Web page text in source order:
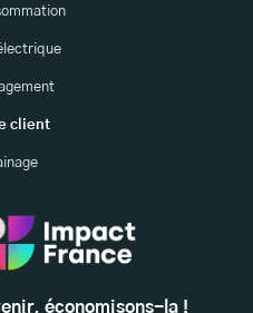
client
économisons-la !